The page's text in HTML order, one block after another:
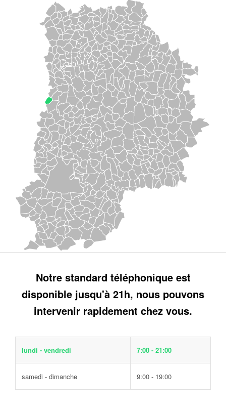
Notre standard téléphonique est
disponible jusqu'à 21h, nous pouvons
intervenir rapidement chez vous.
lundi - vendredi 7:00 - 21:00
samedi - dimanche 9:00 - 19:00